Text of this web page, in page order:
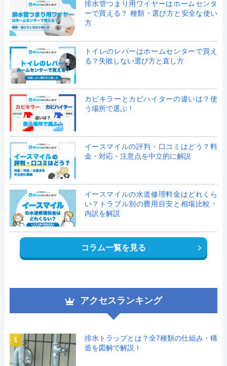
排水管つまり用ワイヤーはホームセンタ
ーで買える？ 種類・選び方と安全な使い
方
トイレのレバーはホームセンターで買え
る？失敗しない選び方と直し方
カビキラーとカビハイターの違いは？使
う場所で選ぶ！
イースマイルの評判・口コミはどう？料
金・対応・注意点を中立的に解説
イースマイルの水道修理料金はどれくら
い？トラブル別の費用目安と相場比較・
内訳を解説
コラム一覧を見る
アクセスランキング
1
排水トラップとは？全7種類の仕組み・構
造を図解で解説！